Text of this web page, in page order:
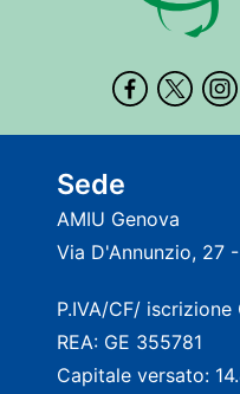
Sede
AMIU Genova
Via D'Annunzio, 27
P.IVA/CF/
REA: GE 355781
Capitale versato: